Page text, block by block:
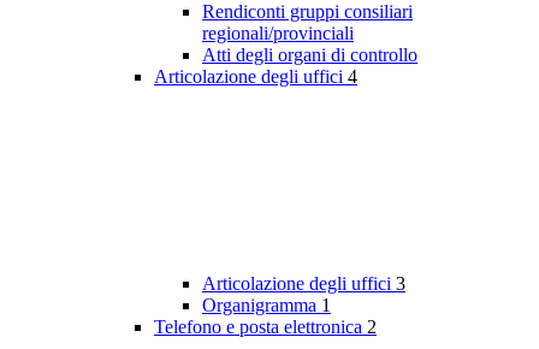
Rendiconti gruppi consiliari
regionali/provinciali
Atti degli organi di controllo
Articolazione degli uffici 4
Articolazione degli uffici 3
Organigramma 1
Telefono e posta elettronica 2